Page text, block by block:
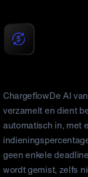
ChargeflowDe AI
verzamelt en dient
automatisch in, met
geen enkele
wordt gemist, zelfs